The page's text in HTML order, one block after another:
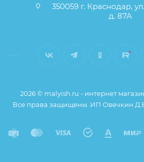
350059 г. Краснодар,
д. 87А
2026 © malyish.ru - интернет
Все права защищены. ИП Овечкин